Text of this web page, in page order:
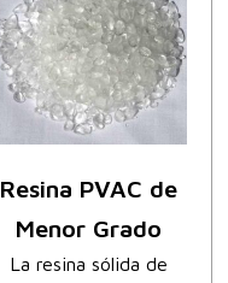
Resina PVAC de
Menor Grado
La resina sólida de